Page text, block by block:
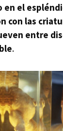
en el
con las
entre
.